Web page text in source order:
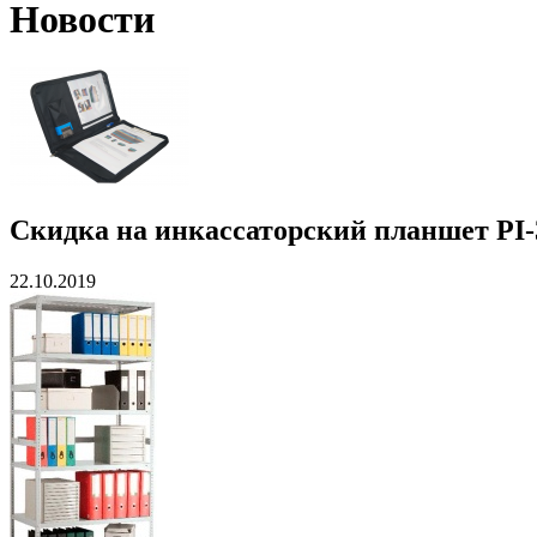
Новости
Скидка на инкассаторский планшет
22.10.2019